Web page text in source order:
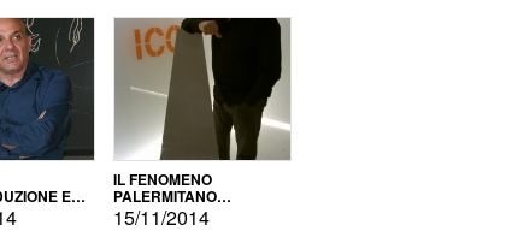
E
IL FENOMENO
PALERMITANO
DELL'AUTOPRODUZIONE
15/11/2014